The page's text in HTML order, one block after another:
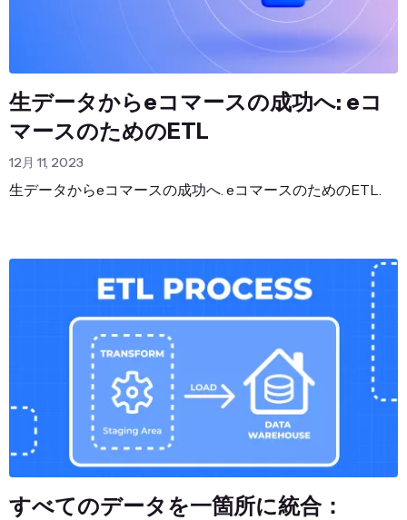
生データからeコマースの成功へ: eコ
マースのためのETL
12月 11, 2023
生データからeコマースの成功へ. eコマースのためのETL.
すべてのデータを一箇所に統合：